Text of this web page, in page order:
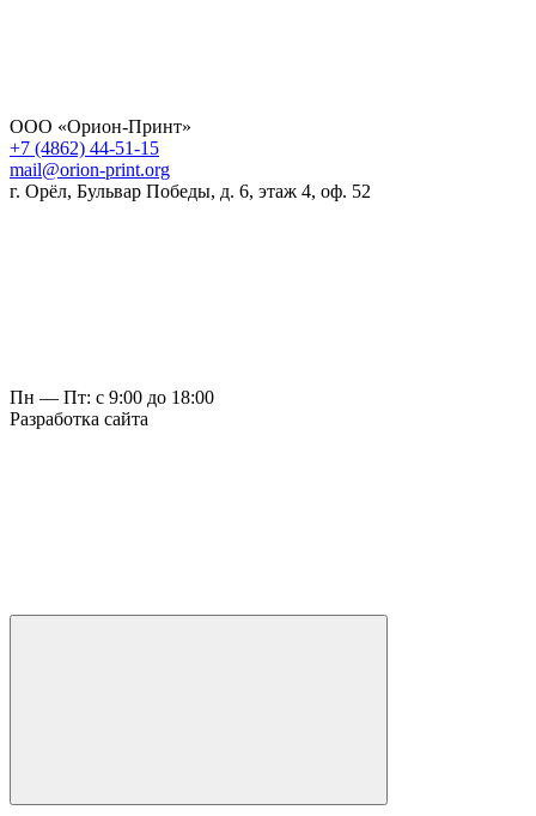
ООО «Орион-Принт»
+7 (4862) 44-51-15
mail@orion-print.org
г. Орёл, Бульвар Победы, д. 6, этаж 4, оф. 52
Пн — Пт: с 9:00 до 18:00
Разработка сайта